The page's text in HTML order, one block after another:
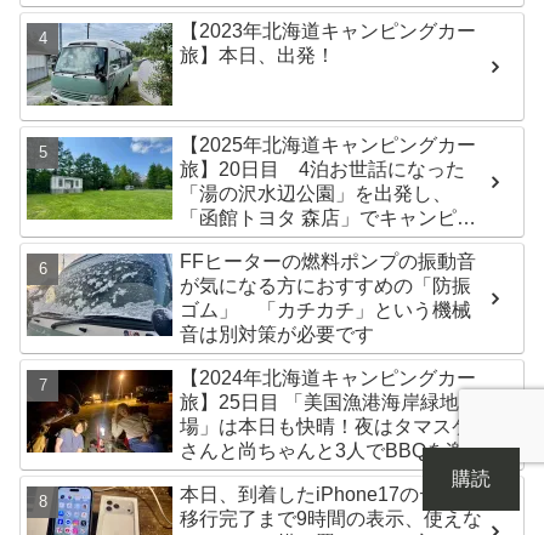
【2023年北海道キャンピングカー
旅】本日、出発！
【2025年北海道キャンピングカー
旅】20日目 4泊お世話になった
「湯の沢水辺公園」を出発し、
「函館トヨタ 森店」でキャンピン
グカーのオイル交換完了！今日は
伊達市の「徳舜瞥山麓キャンプ
場」へ
FFヒーターの燃料ポンプの振動音
が気になる方におすすめの「防振
ゴム」 「カチカチ」という機械
音は別対策が必要です
【2024年北海道キャンピングカー
旅】25日目 「美国漁港海岸緑地広
場」は本日も快晴！夜はタマスケ
さんと尚ちゃんと3人でBBQを楽し
みました♪
本日、到着したiPhone17のデータ
移行完了まで9時間の表示、使えな
購読